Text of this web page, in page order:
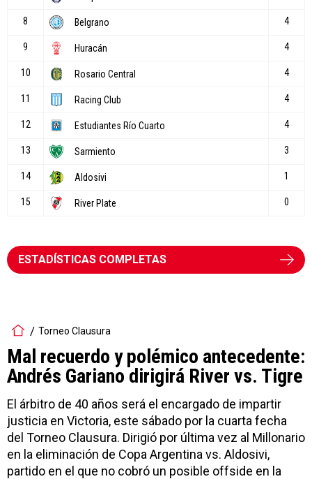
ESTADÍSTICAS COMPLETAS
Torneo Clausura
Mal recuerdo y polémico antecedente:
Andrés Gariano dirigirá River vs. Tigre
El árbitro de 40 años será el encargado de impartir
justicia en Victoria, este sábado por la cuarta fecha
del Torneo Clausura. Dirigió por última vez al Millonario
en la eliminación de Copa Argentina vs. Aldosivi,
partido en el que no cobró un posible offside en la